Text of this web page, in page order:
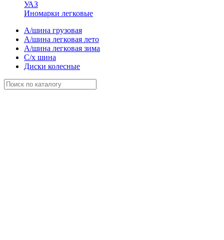
УАЗ
Иномарки легковые
А/шина грузовая
А/шина легковая лето
А/шина легковая зима
С/х шина
Диски колесные